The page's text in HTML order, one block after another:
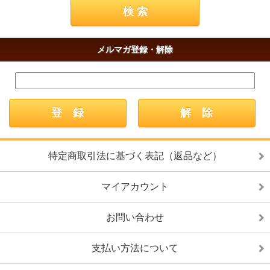
メルマガ登録・解除
特定商取引法に基づく表記（返品など）
マイアカウント
お問い合わせ
支払い方法について